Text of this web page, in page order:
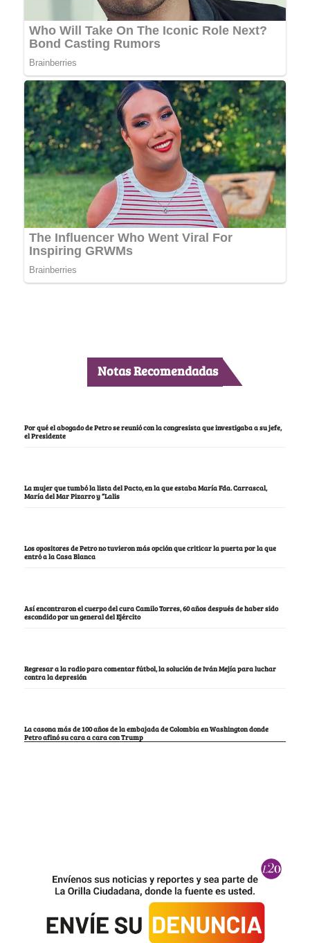
Notas Recomendadas
Por qué el abogado de Petro se reunió con la congresista que investigaba a su jefe,
el Presidente
La mujer que tumbó la lista del Pacto, en la que estaba María Fda. Carrascal,
María del Mar Pizarro y “Lalis
Los opositores de Petro no tuvieron más opción que criticar la puerta por la que
entró a la Casa Blanca
Así encontraron el cuerpo del cura Camilo Torres, 60 años después de haber sido
escondido por un general del Ejército
Regresar a la radio para comentar fútbol, la solución de Iván Mejía para luchar
contra la depresión
La casona más de 100 años de la embajada de Colombia en Washington donde
Petro afinó su cara a cara con Trump